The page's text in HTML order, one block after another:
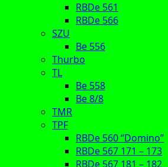
RBDe 561
RBDe 566
SZU
Be 556
Thurbo
TL
Be 558
Be 8/8
TMR
TPF
RBDe 560 “Domino”
RBDe 567 171 – 173
RBDe 567 181 – 182